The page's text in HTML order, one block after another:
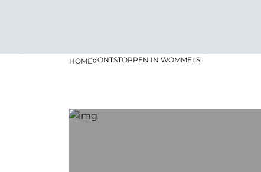
HOME»ONTSTOPPEN IN WOMMELS